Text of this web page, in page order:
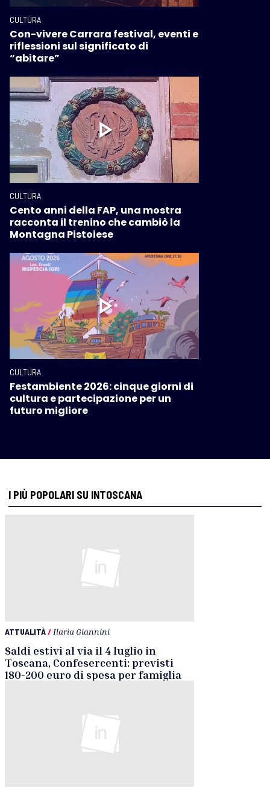
CULTURA
Con-vivere Carrara festival, eventi e
riflessioni sul significato di
“abitare”
CULTURA
Cento anni della FAP, una mostra
racconta il trenino che cambiò la
Montagna Pistoiese
CULTURA
Festambiente 2026: cinque giorni di
cultura e partecipazione per un
futuro migliore
I PIÙ POPOLARI SU INTOSCANA
ATTUALITÀ/ Ilaria Giannini
Saldi estivi al via il 4 luglio in
Toscana, Confesercenti: previsti
180-200 euro di spesa per famiglia